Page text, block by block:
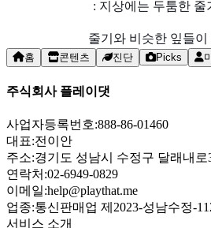
: 지상에는 두툼한 줄
줄기와 비슷한 잎들이
홈 콘텐츠 진단 Picks
주식회사 플레이댓
사업자등록번호:888-86-01460
대표:전이안
주소:경기도 성남시 수정구 달래내로
연락처:02-6949-0829
이메일:help@playthat.me
업종:통신판매업 제2023-성남수정-
서비스 소개